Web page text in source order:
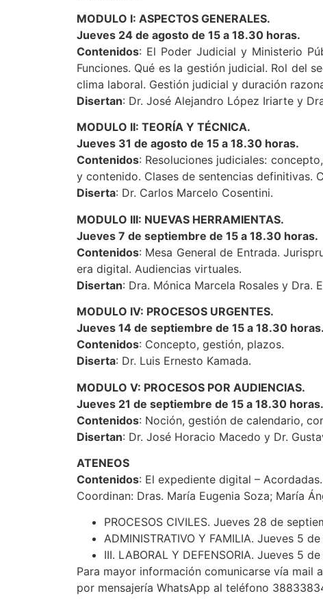
MODULO I: ASPECTOS GENERALES.
Jueves 24 de agosto de 15 a 18.30 horas.
Contenidos: El Poder Judicial y Ministerio
Funciones. Qué es la gestión judicial. Rol del
clima laboral. Gestión judicial y duración
Disertan: Dr. José Alejandro López Iriarte y
MODULO II: TEORÍA Y TÉCNICA.
Jueves 31 de agosto de 15 a 18.30 horas.
Contenidos: Resoluciones judiciales:
y contenido. Clases de sentencias definitivas.
Diserta: Dr. Carlos Marcelo Cosentini.
MODULO III: NUEVAS HERRAMIENTAS.
Jueves 7 de septiembre de 15 a 18.30 horas.
Contenidos: Mesa General de Entrada.
era digital. Audiencias virtuales.
Disertan: Dra. Mónica Marcela Rosales y Dra.
MODULO IV: PROCESOS URGENTES.
Jueves 14 de septiembre de 15 a 18.30 horas.
Contenidos: Concepto, gestión, plazos.
Diserta: Dr. Luis Ernesto Kamada.
MODULO V: PROCESOS POR AUDIENCIAS.
Jueves 21 de septiembre de 15 a 18.30 horas.
Contenidos: Noción, gestión de calendario,
Disertan: Dr. José Horacio Macedo y Dr.
ATENEOS
Contenidos: El expediente digital –
Coordinan: Dras. María Eugenia Soza; María
PROCESOS CIVILES. Jueves 28 de
ADMINISTRATIVO Y FAMILIA. Jueves 5
III. LABORAL Y DEFENSORIA. Jueves 5
Para mayor información comunicarse vía mail
por mensajería WhatsApp al teléfono